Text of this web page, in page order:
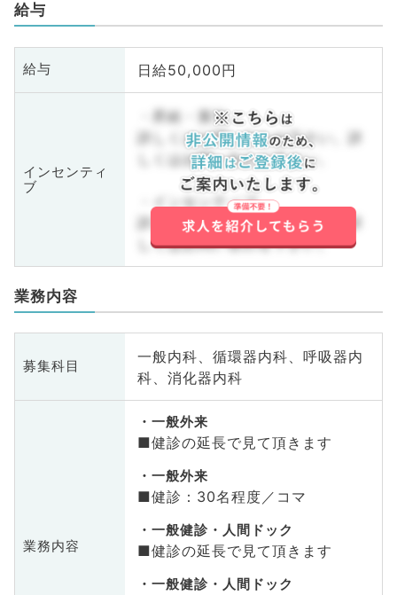
給与
給与 日給50,000円
インセンティ
ブ
・昇給・賞与
詳しくはお問い合わせ下さい。詳
しくはお問い合わせ下さい。
・インセンティブ
詳しくはお問い合わせ下さい。詳
しくはお問い合わせ下さい。
業務内容
募集科目
一般内科、循環器内科、呼吸器内
科、消化器内科
業務内容
一般外来
■健診の延長で見て頂きます
一般外来
■健診：30名程度／コマ
一般健診・人間ドック
■健診の延長で見て頂きます
一般健診・人間ドック